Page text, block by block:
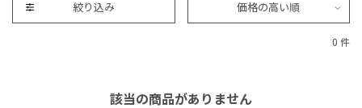
絞り込み 価格の高い順
0 件
該当の商品がありません